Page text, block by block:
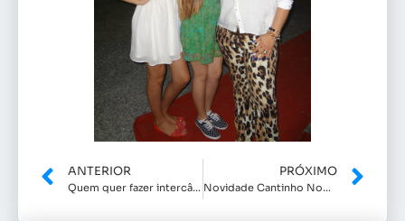
ANTERIOR
Quem quer fazer intercâmbio?
PRÓXIMO
Novidade Cantinho Nobre